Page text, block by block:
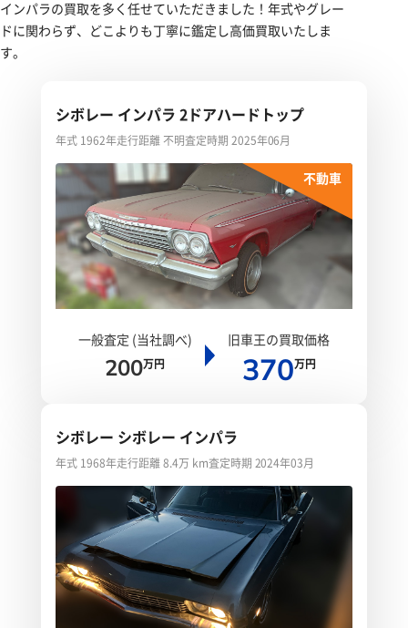
インパラの買取を多く任せていただきました！年式やグレー
ドに関わらず、どこよりも丁寧に鑑定し高価買取いたしま
す。
シボレー インパラ 2ドアハードトップ
年式 1962年走行距離 不明査定時期 2025年06月
不動車
一般査定 (当社調べ)
200万円
旧車王の買取価格
370万円
シボレー シボレー インパラ
年式 1968年走行距離 8.4万 km査定時期 2024年03月